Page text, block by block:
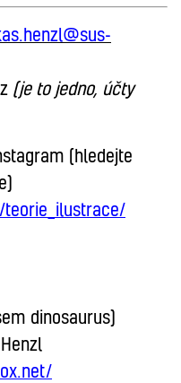
(je to jedno, účty
(hledejte
dinosaurus)